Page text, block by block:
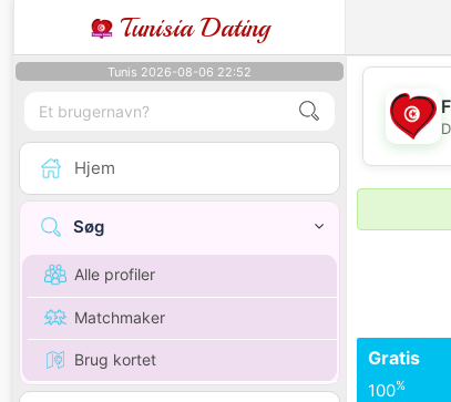
Tunisia Dating
Tunis 2026-08-06 22:52
Hjem
Søg
Alle profiler
Matchmaker
Brug kortet Gratis
100%